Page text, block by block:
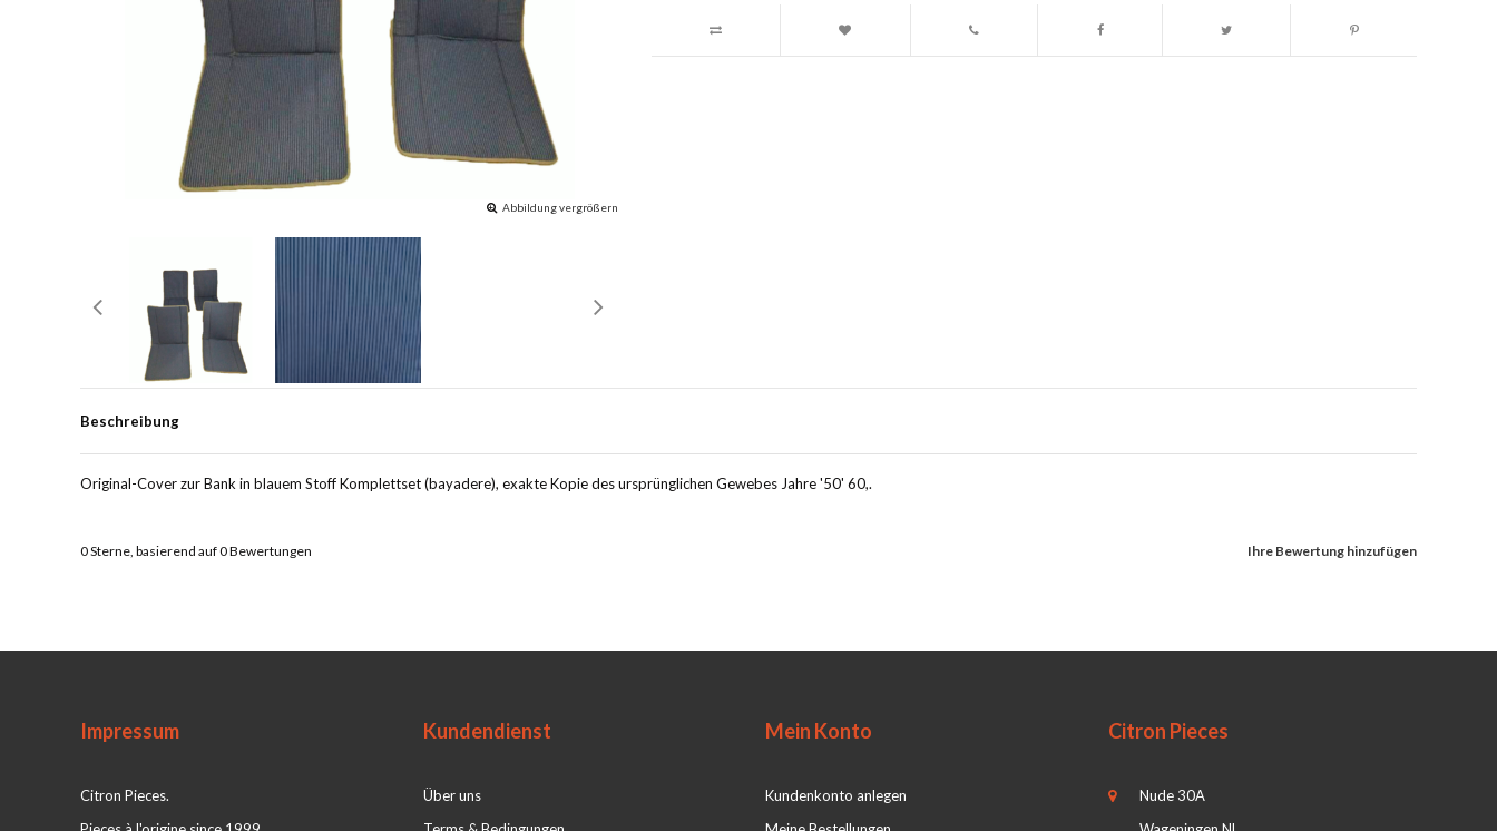
Abbildung vergrößern
Beschreibung
Original-Cover zur Bank in blauem Stoff Komplettset (bayadere), exakte Kopie des ursprünglichen Gewebes Jahre '50' 60,.
Ihre Bewertung hinzufügen
0Sterne, basierend auf0Bewertungen
Impressum
Citron Pieces.
Kundendienst
Über uns
Mein Konto
Kundenkonto anlegen
Citron Pieces
Nude 30A